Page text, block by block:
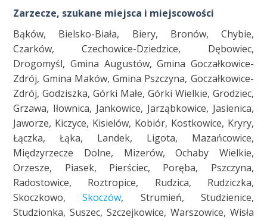
Zarzecze, szukane miejsca i miejscowości
Bąków, Bielsko-Biała, Biery, Bronów, Chybie,
Czarków, Czechowice-Dziedzice, Dębowiec,
Drogomyśl, Gmina Augustów, Gmina Goczałkowice-
Zdrój, Gmina Maków, Gmina Pszczyna, Goczałkowice-
Zdrój, Godziszka, Górki Małe, Górki Wielkie, Grodziec,
Grzawa, Iłownica, Jankowice, Jarząbkowice, Jasienica,
Jaworze, Kiczyce, Kisielów, Kobiór, Kostkowice, Kryry,
Łączka, Łąka, Landek, Ligota, Mazańcowice,
Międzyrzecze Dolne, Mizerów, Ochaby Wielkie,
Orzesze, Piasek, Pierściec, Poręba, Pszczyna,
Radostowice, Roztropice, Rudzica, Rudziczka,
Skoczkowo,Skoczów, Strumień, Studzienice,
Studzionka, Suszec, Szczejkowice, Warszowice, Wisła